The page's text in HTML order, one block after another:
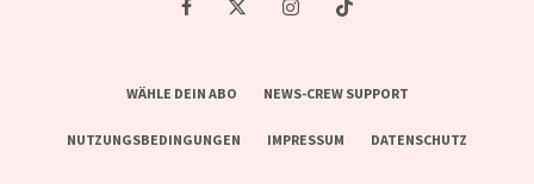
WÄHLE DEIN ABO NEWS-CREW SUPPORT
NUTZUNGSBEDINGUNGEN IMPRESSUM DATENSCHUTZ